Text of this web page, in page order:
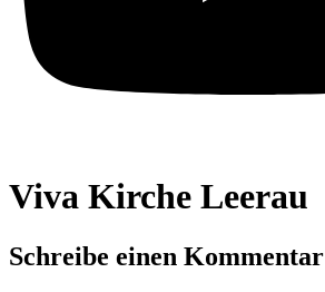
Viva Kirche Leerau
Schreibe einen Kommentar